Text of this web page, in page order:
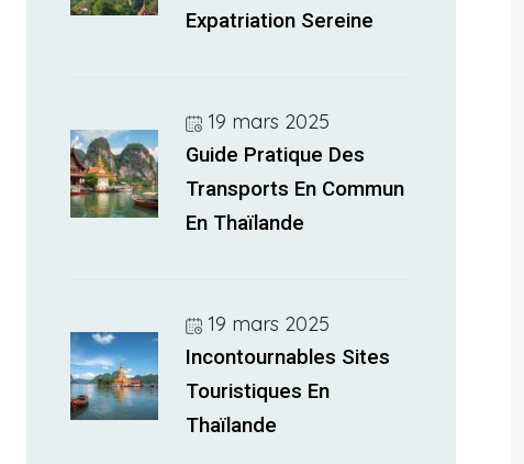
Expatriation Sereine
19 mars 2025
Guide Pratique Des
Transports En Commun
En Thaïlande
19 mars 2025
Incontournables Sites
Touristiques En
Thaïlande